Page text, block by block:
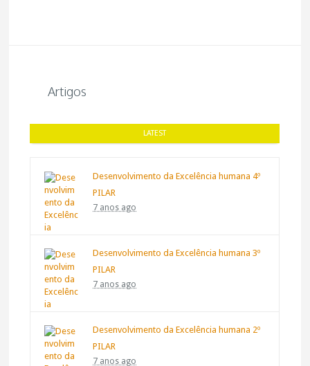
Artigos
LATEST
Desenvolvimento da Excelência humana 4º
PILAR
7 anos ago
Desenvolvimento da Excelência humana 3º
PILAR
7 anos ago
Desenvolvimento da Excelência humana 2º
PILAR
7 anos ago